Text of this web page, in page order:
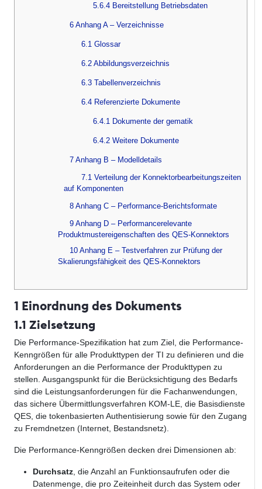
5.6.4 Bereitstellung Betriebsdaten
6 Anhang A – Verzeichnisse
6.1 Glossar
6.2 Abbildungsverzeichnis
6.3 Tabellenverzeichnis
6.4 Referenzierte Dokumente
6.4.1 Dokumente der gematik
6.4.2 Weitere Dokumente
7 Anhang B – Modelldetails
7.1 Verteilung der Konnektorbearbeitungszeiten
auf Komponenten
8 Anhang C – Performance-Berichtsformate
9 Anhang D – Performancerelevante
Produktmustereigenschaften des QES-Konnektors
10 Anhang E – Testverfahren zur Prüfung der
Skalierungsfähigkeit des QES-Konnektors
1 Einordnung des Dokuments
1.1 Zielsetzung
Die Performance-Spezifikation hat zum Ziel, die Performance-
Kenngrößen für alle Produkttypen der TI zu definieren und die
Anforderungen an die Performance der Produkttypen zu
stellen. Ausgangspunkt für die Berücksichtigung des Bedarfs
sind die Leistungsanforderungen für die Fachanwendungen,
das sichere Übermittlungsverfahren KOM-LE, die Basisdienste
QES, die tokenbasierten Authentisierung sowie für den Zugang
zu Fremdnetzen (Internet, Bestandsnetz).
Die Performance-Kenngrößen decken drei Dimensionen ab:
Durchsatz , die Anzahl an Funktionsaufrufen oder die
Datenmenge, die pro Zeiteinheit durch das System oder